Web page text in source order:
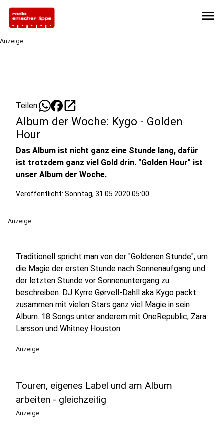
menu
Anzeige
Teilen: open_in_new
Album der Woche: Kygo - Golden
Hour
Das Album ist nicht ganz eine Stunde lang, dafür
ist trotzdem ganz viel Gold drin. "Golden Hour" ist
unser Album der Woche.
Veröffentlicht: Sonntag, 31.05.2020 05:00
Anzeige
Traditionell spricht man von der "Goldenen Stunde", um
die Magie der ersten Stunde nach Sonnenaufgang und
der letzten Stunde vor Sonnenuntergang zu
beschreiben. DJ Kyrre Gørvell-Dahll aka Kygo packt
zusammen mit vielen Stars ganz viel Magie in sein
Album. 18 Songs unter anderem mit OneRepublic, Zara
Larsson und Whitney Houston.
Anzeige
Touren, eigenes Label und am Album
arbeiten - gleichzeitig
Anzeige